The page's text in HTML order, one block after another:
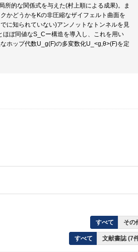
的な関係式を与えた(村上順による成果)。ま
かどうかをKの非圧縮なザイフェルト曲面を
に知られていない)アンノットなトンネルを見
ぼ同値なS_Cー構造を導入し、これを用い
ホップ代数U_g(F)の多変数化U_<g,θ>(F)を定
すべて その
すべて 文献書誌 (7